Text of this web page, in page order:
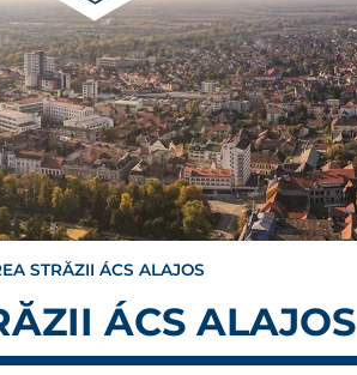
STRĂZII ÁCS ALAJOS
ÁCS ALAJOS